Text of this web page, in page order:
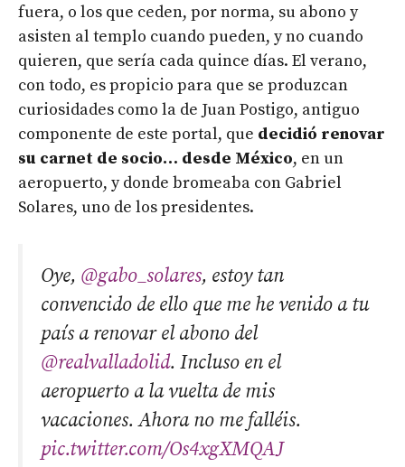
fuera, o los que ceden, por norma, su abono y
asisten al templo cuando pueden, y no cuando
quieren, que sería cada quince días. El verano,
con todo, es propicio para que se produzcan
curiosidades como la de Juan Postigo, antiguo
componente de este portal, que decidió renovar
su carnet de socio… desde México, en un
aeropuerto, y donde bromeaba con Gabriel
Solares, uno de los presidentes.
Oye, @gabo_solares, estoy tan
convencido de ello que me he venido a tu
país a renovar el abono del
@realvalladolid. Incluso en el
aeropuerto a la vuelta de mis
vacaciones. Ahora no me falléis.
pic.twitter.com/Os4xgXMQAJ